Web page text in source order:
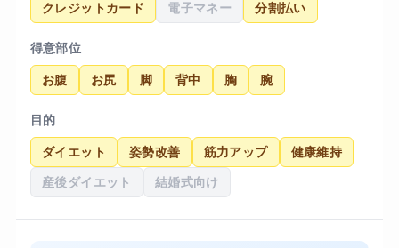
クレジットカード 電子マネー 分割払い
得意部位
お腹 お尻 脚 背中 胸 腕
目的
ダイエット 姿勢改善 筋力アップ 健康維持
産後ダイエット 結婚式向け